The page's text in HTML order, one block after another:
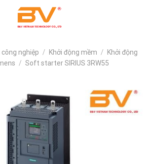
nghiệp / Khởi động mềm /
Khởi động
/ Soft starter SIRIUS 3RW55